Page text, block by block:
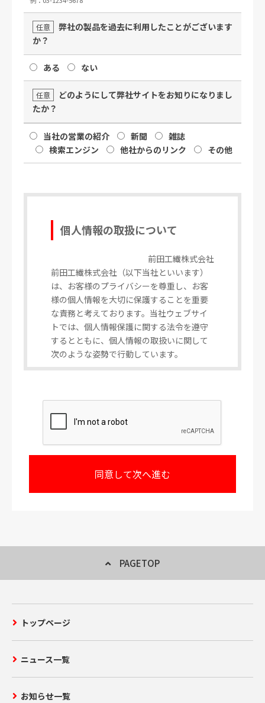
任意
弊社の製品を過去に利用したことがございます
か？
ある ない
任意
どのようにして弊社サイトをお知りになりまし
たか？
当社の営業の紹介 新聞
雑誌
検索エンジン
他社からのリンク その他
個人情報の取扱について
前田工繊株式会社
前田工繊株式会社（以下当社といいます）
は、お客様のプライバシーを尊重し、お客
様の個人情報を大切に保護することを重要
な責務と考えております。当社ウェブサイ
トでは、個人情報保護に関する法令を遵守
するとともに、個人情報の取扱いに関して
次のような姿勢で行動しています。
合、その情報はお客様からのお問い合わせ
並びにご要望に対し、当社が回答又は対応
するため、もしくは個人情報をご提供いた
報を、以下の場合を除き、第三者への開示
いただく為に、お客様からのお問い合
わせ・ご要望内容に関連する当社グル
ープ会社へ情報を開示する場合。
PAGETOP
トップページ
ニュース一覧
お知らせ一覧